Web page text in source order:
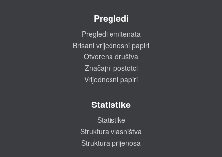
Pregledi
Pregledi emitenata
Brisani vrijednosni papiri
Otvorena društva
Značajni postotci
Vrijednosni papiri
Statistike
Statistike
Struktura vlasništva
Struktura prijenosa